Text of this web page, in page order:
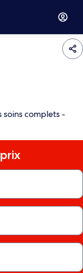
soins complets -